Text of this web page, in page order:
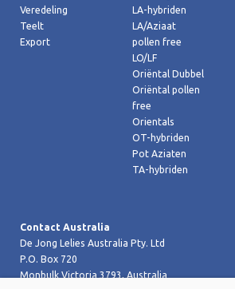
Veredeling
Teelt
Export
LA-hybriden
LA/Aziaat
pollen free
LO/LF
Oriëntal Dubbel
Oriëntal pollen
free
Orientals
OT-hybriden
Pot Aziaten
TA-hybriden
Contact Australia
De Jong Lelies Australia Pty. Ltd
P.O. Box 720
Monbulk Victoria 3793, Australia